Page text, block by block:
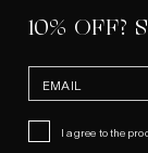
10% OFF?
I agree to the